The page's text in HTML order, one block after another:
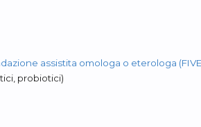
assistita omologa o eterologa
probiotici)